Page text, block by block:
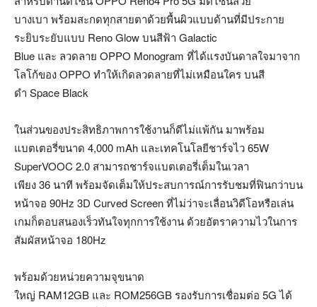
บางเบา พร้อมสะกดทุกสายตาด้วยพื้นผิวแบบด้านที่มีประกาย
ระยิบระยับแบบ Reno Glow บนสีฟ้า Galactic
Blue และ ลวดลาย OPPO Monogram ที่ได้แรงบันดาลใจมาจาก
โลโก้ของ OPPO ทำให้เกิดลวดลายที่ไม่เหมือนใคร บนสี
ดำ Space Black
ในส่วนของประสิทธิภาพการใช้งานก็ดีไม่แพ้กัน มาพร้อม
แบตเตอรี่ขนาด 4,000 mAh และเทคโนโลยีชาร์จไว 65W
SuperVOOC 2.0 สามารถชาร์จแบตเตอรี่เต็มในเวลา
เพียง 36 นาที พร้อมจัดเต็มให้ประสบการณ์การรับชมที่ฟินกว่าบน
หน้าจอ 90Hz 3D Curved Screen ที่ไม่ว่าจะเลื่อนวิดีโอหรือเล่น
เกมก็ตอบสนองเร็วทันใจทุกการใช้งาน ด้วยอัตราความไวในการ
สัมผัสหน้าจอ 180Hz
พร้อมด้วยหน่วยความจุขนาด
ใหญ่ RAM12GB และ ROM256GB รองรับการเชื่อมต่อ 5G ได้